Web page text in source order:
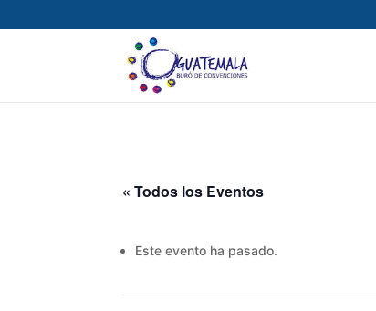
« Todos los Eventos
Este evento ha pasado.